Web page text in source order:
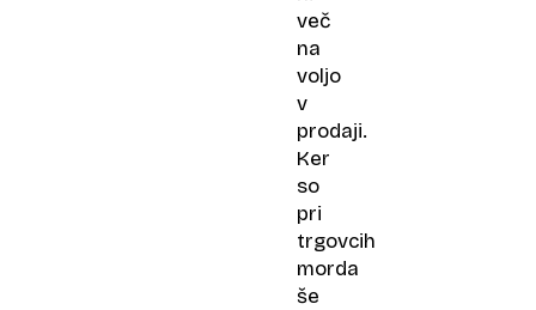
več
na
voljo
v
prodaji.
Ker
so
pri
trgovcih
morda
še